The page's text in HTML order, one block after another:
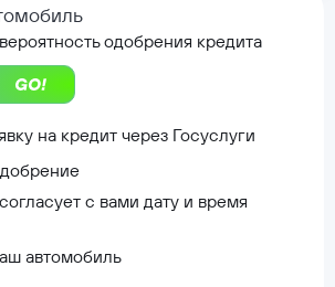
одобрения кредита
на кредит через Госуслуги
с вами дату и время
автомобиль